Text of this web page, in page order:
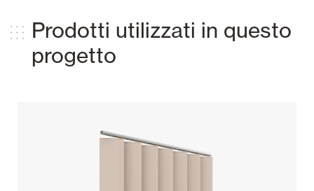
Prodotti utilizzati in questo
progetto